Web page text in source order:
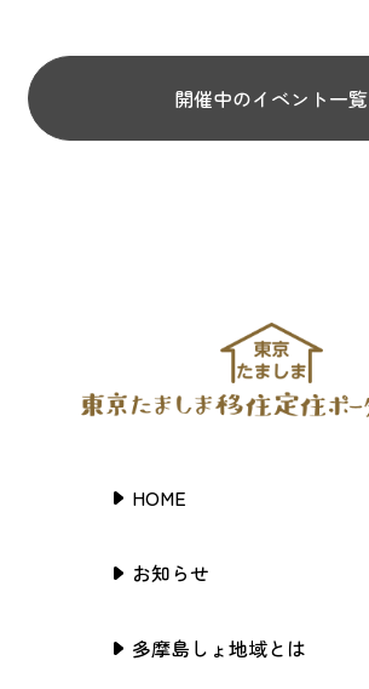
開催中のイベント一覧
HOME
お知らせ
多摩島しょ地域とは